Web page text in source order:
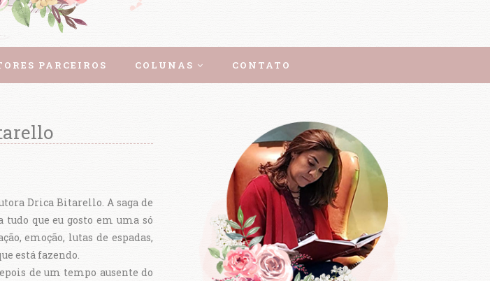
PARCEIROS COLUNAS CONTATO
Drica Bitarello. A saga de
que eu gosto em uma só
emoção, lutas de espadas,
está fazendo.
de um tempo ausente do